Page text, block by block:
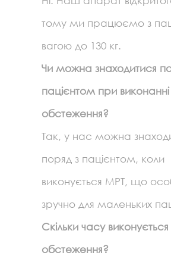
тому ми працюємо з
вагою до 130 кг.
Чи можна знаходитися
пацієнтом при виконанні
обстеження?
Так, у нас можна
поряд з пацієнтом, коли
виконується МРТ, що
зручно для маленьких
Скільки часу виконується
обстеження?